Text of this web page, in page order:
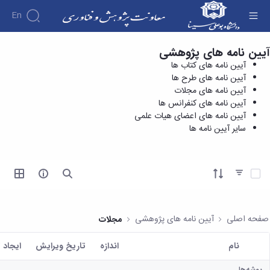
En
درباره
معاونت
درباره
معرفی
معاون
اهداف
و
قبلی
امور
پژوهشی
رئیس
کتابخانه
پژوهش
پژوهش
هفته
پژوهش
و
ها
های
تحقیقاتی
فناوری و
کارآفرینی
مدیریت
کارگروه‌ها
مدیریت‌ها
امور
پژوهشی
و
مرکز
اسناد
دفتر
کاربرگ
فرم
ها
آیین
های
آیین نامه های کتاب ها - معاونت پژوهش و
فناوری
آیین نامه های پژوهشی
آیین نامه های کتاب ها
آیین نامه های طرح ها
آیین نامه های مجلات
آیین نامه های کنفرانس ها
آیین نامه های اعضای هیات علمی
سایر آیین نامه ها
آیتم ها را انتخاب کنید
صفحه اصلی آیین نامه های پژوهشی مجلات
کاربر انتخاب شده
نام اندازه تاریخ ویرایش